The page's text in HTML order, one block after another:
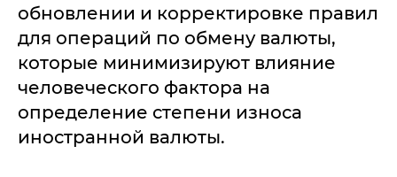
обновлении и корректировке правил
для операций по обмену валюты,
которые минимизируют влияние
человеческого фактора на
определение степени износа
иностранной валюты.